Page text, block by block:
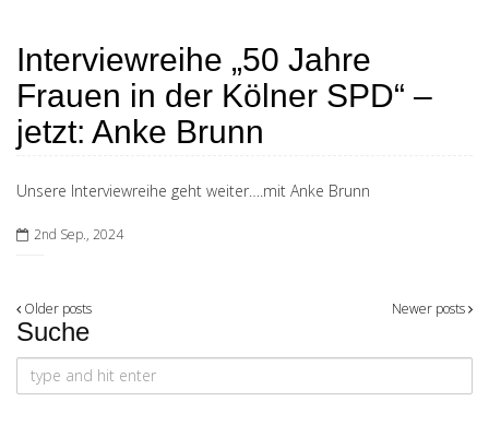
Interviewreihe „50 Jahre
Frauen in der Kölner SPD“ –
jetzt: Anke Brunn
Unsere Interviewreihe geht weiter….mit Anke Brunn
2nd Sep., 2024
Posts
navigation
Older posts Newer posts
Suche
Search
for: